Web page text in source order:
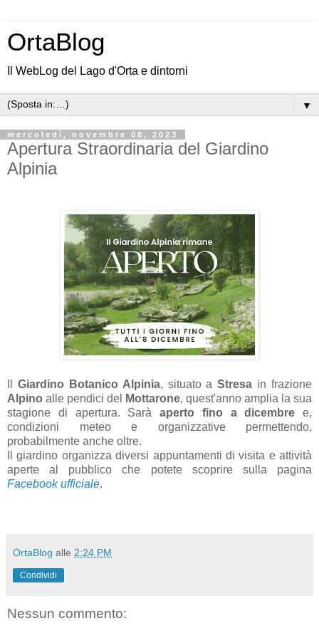
OrtaBlog
Il WebLog del Lago d'Orta e dintorni
▼
mercoledì, novembre 08, 2023
Apertura Straordinaria del Giardino
Alpinia
Giardino Botanico Alpinia, situato aStresa in frazione
Alpino alle pendici del Mottarone, quest'anno amplia la sua
stagione di apertura. Sarà aperto fino a dicembre e,
condizioni meteo e organizzative permettendo,
probabilmente anche oltre.
Il giardino organizza diversi appuntamenti di visita e attività
aperte al pubblico che potete scoprire sulla pagina
Facebook ufficiale.
OrtaBlog alle 2:24 PM
Condividi
Nessun commento: